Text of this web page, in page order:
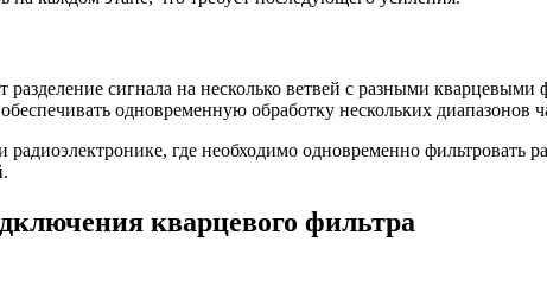
сигнала на несколько ветвей с разными
одновременную обработку нескольких диапазонов
где необходимо одновременно фильтровать
кварцевого фильтра